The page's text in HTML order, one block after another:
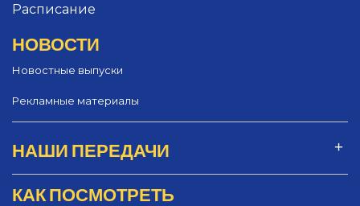
Расписание
НОВОСТИ
Новостные выпуски
Рекламные материалы
НАШИ ПЕРЕДАЧИ
КАК ПОСМОТРЕТЬ